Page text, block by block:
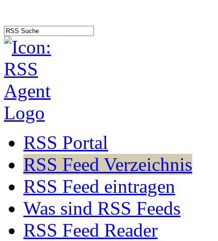
RSS Portal
RSS Feed Verzeichnis
RSS Feed eintragen
Was sind RSS Feeds
RSS Feed Reader